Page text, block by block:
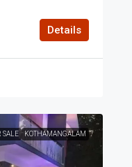
Details
SALE KOTHAMANGALAM